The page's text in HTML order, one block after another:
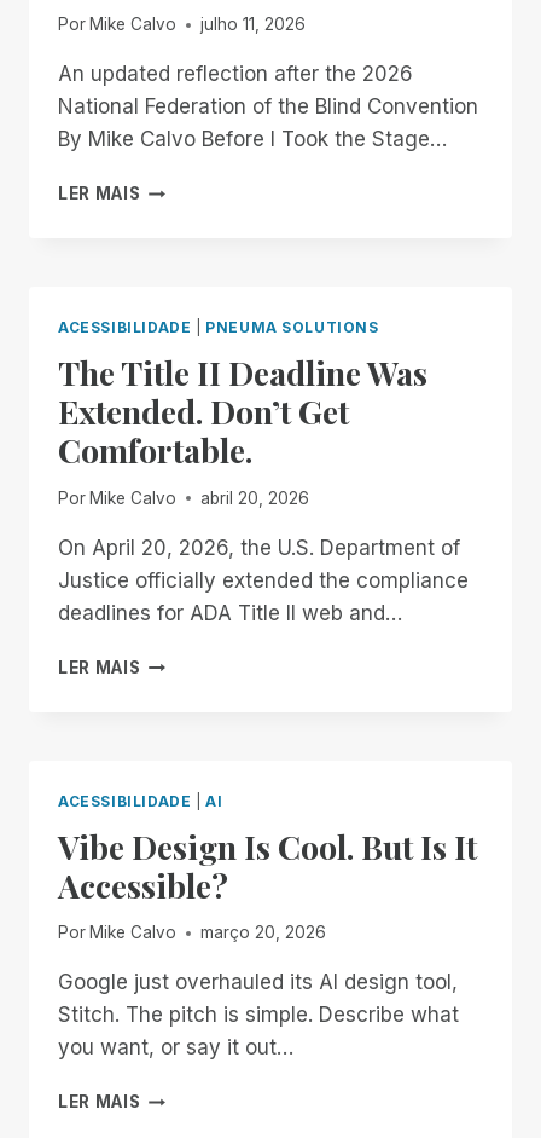
Por Mike Calvo julho 11, 2026
An updated reflection after the 2026
National Federation of the Blind Convention
By Mike Calvo Before I Took the Stage…
LER MAIS BUILD,
PEOPLE
DONE
WAITING
ACESSIBILIDADE PNEUMA SOLUTIONS
The Title II Deadline Was
Extended. Don’t Get
Comfortable.
Por Mike Calvo abril 20, 2026
On April 20, 2026, the U.S. Department of
Justice officially extended the compliance
deadlines for ADA Title II web and…
LER MAIS THE
EXTENDED.
DON’T
GET
COMFORTABLE.
ACESSIBILIDADE |AI
Vibe Design Is Cool. But Is It
Accessible?
Por Mike Calvo março 20, 2026
Google just overhauled its AI design tool,
Stitch. The pitch is simple. Describe what
you want, or say it out…
LER MAIS VIBE